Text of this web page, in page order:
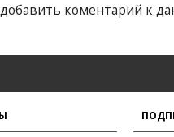
коментарий к